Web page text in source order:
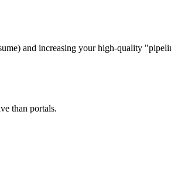
and increasing your high-quality
than portals.